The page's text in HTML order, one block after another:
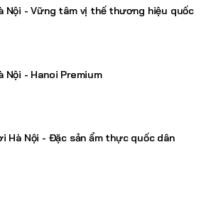
Nội - Vững tâm vị thế thương hiệu quốc
Nội - Hanoi Premium
Hà Nội - Đặc sản ẩm thực quốc dân